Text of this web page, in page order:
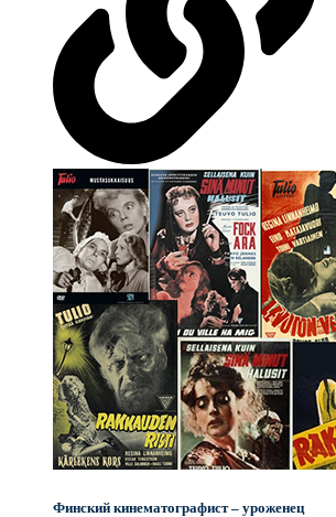
Финский кинематографист – уроженец